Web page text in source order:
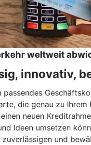
weltweit
innovativ,
passendes
die genau zu Ihrem
neuen
Ideen umsetzen
zuverlässigen und